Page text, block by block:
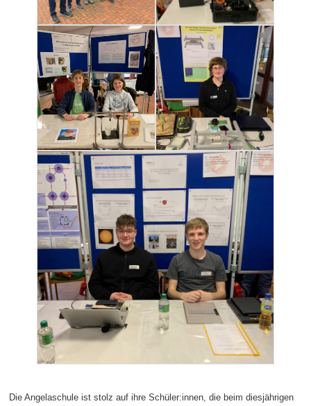
Die Angelaschule ist stolz auf ihre Schüler:innen, die beim diesjährigen